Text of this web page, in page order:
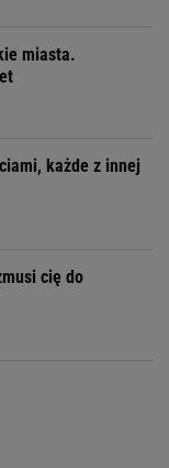
miasta.
każde z innej
cię do